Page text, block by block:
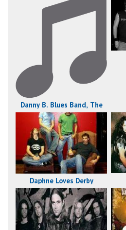
Danny B. Blues Band, The
Daphne Loves Derby